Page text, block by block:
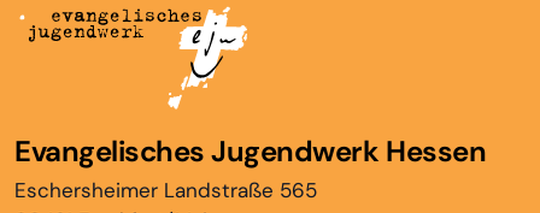
Evangelisches Jugendwerk Hessen
Eschersheimer Landstraße 565